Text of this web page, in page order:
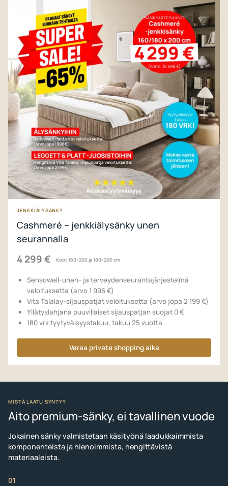
JENKKIÄLYSÄNKY
Cashmeré – jenkkiälysänky unen
seurannalla
4 299 € Koot 160×200 ja 180×200 cm
Sensowell-unen- ja terveydenseurantajärjestelmä
veloituksetta (arvo 1 996 €)
Vita Talalay-sijauspatjat veloituksetta (arvo jopa 2 199 €)
Yllätyslahjana puuvillaiset sijauspatjan suojat 0 €
180 vrk tyytyväisyystakuu, takuu 25 vuotta
Varaa private shopping aika
MISTÄ LAATU SYNTYY
Aito premium-sänky, ei tavallinen vuode
Jokainen sänky valmistetaan käsityönä laadukkaimmista
komponenteista ja hienoimmista, hengittävistä
materiaaleista.
01